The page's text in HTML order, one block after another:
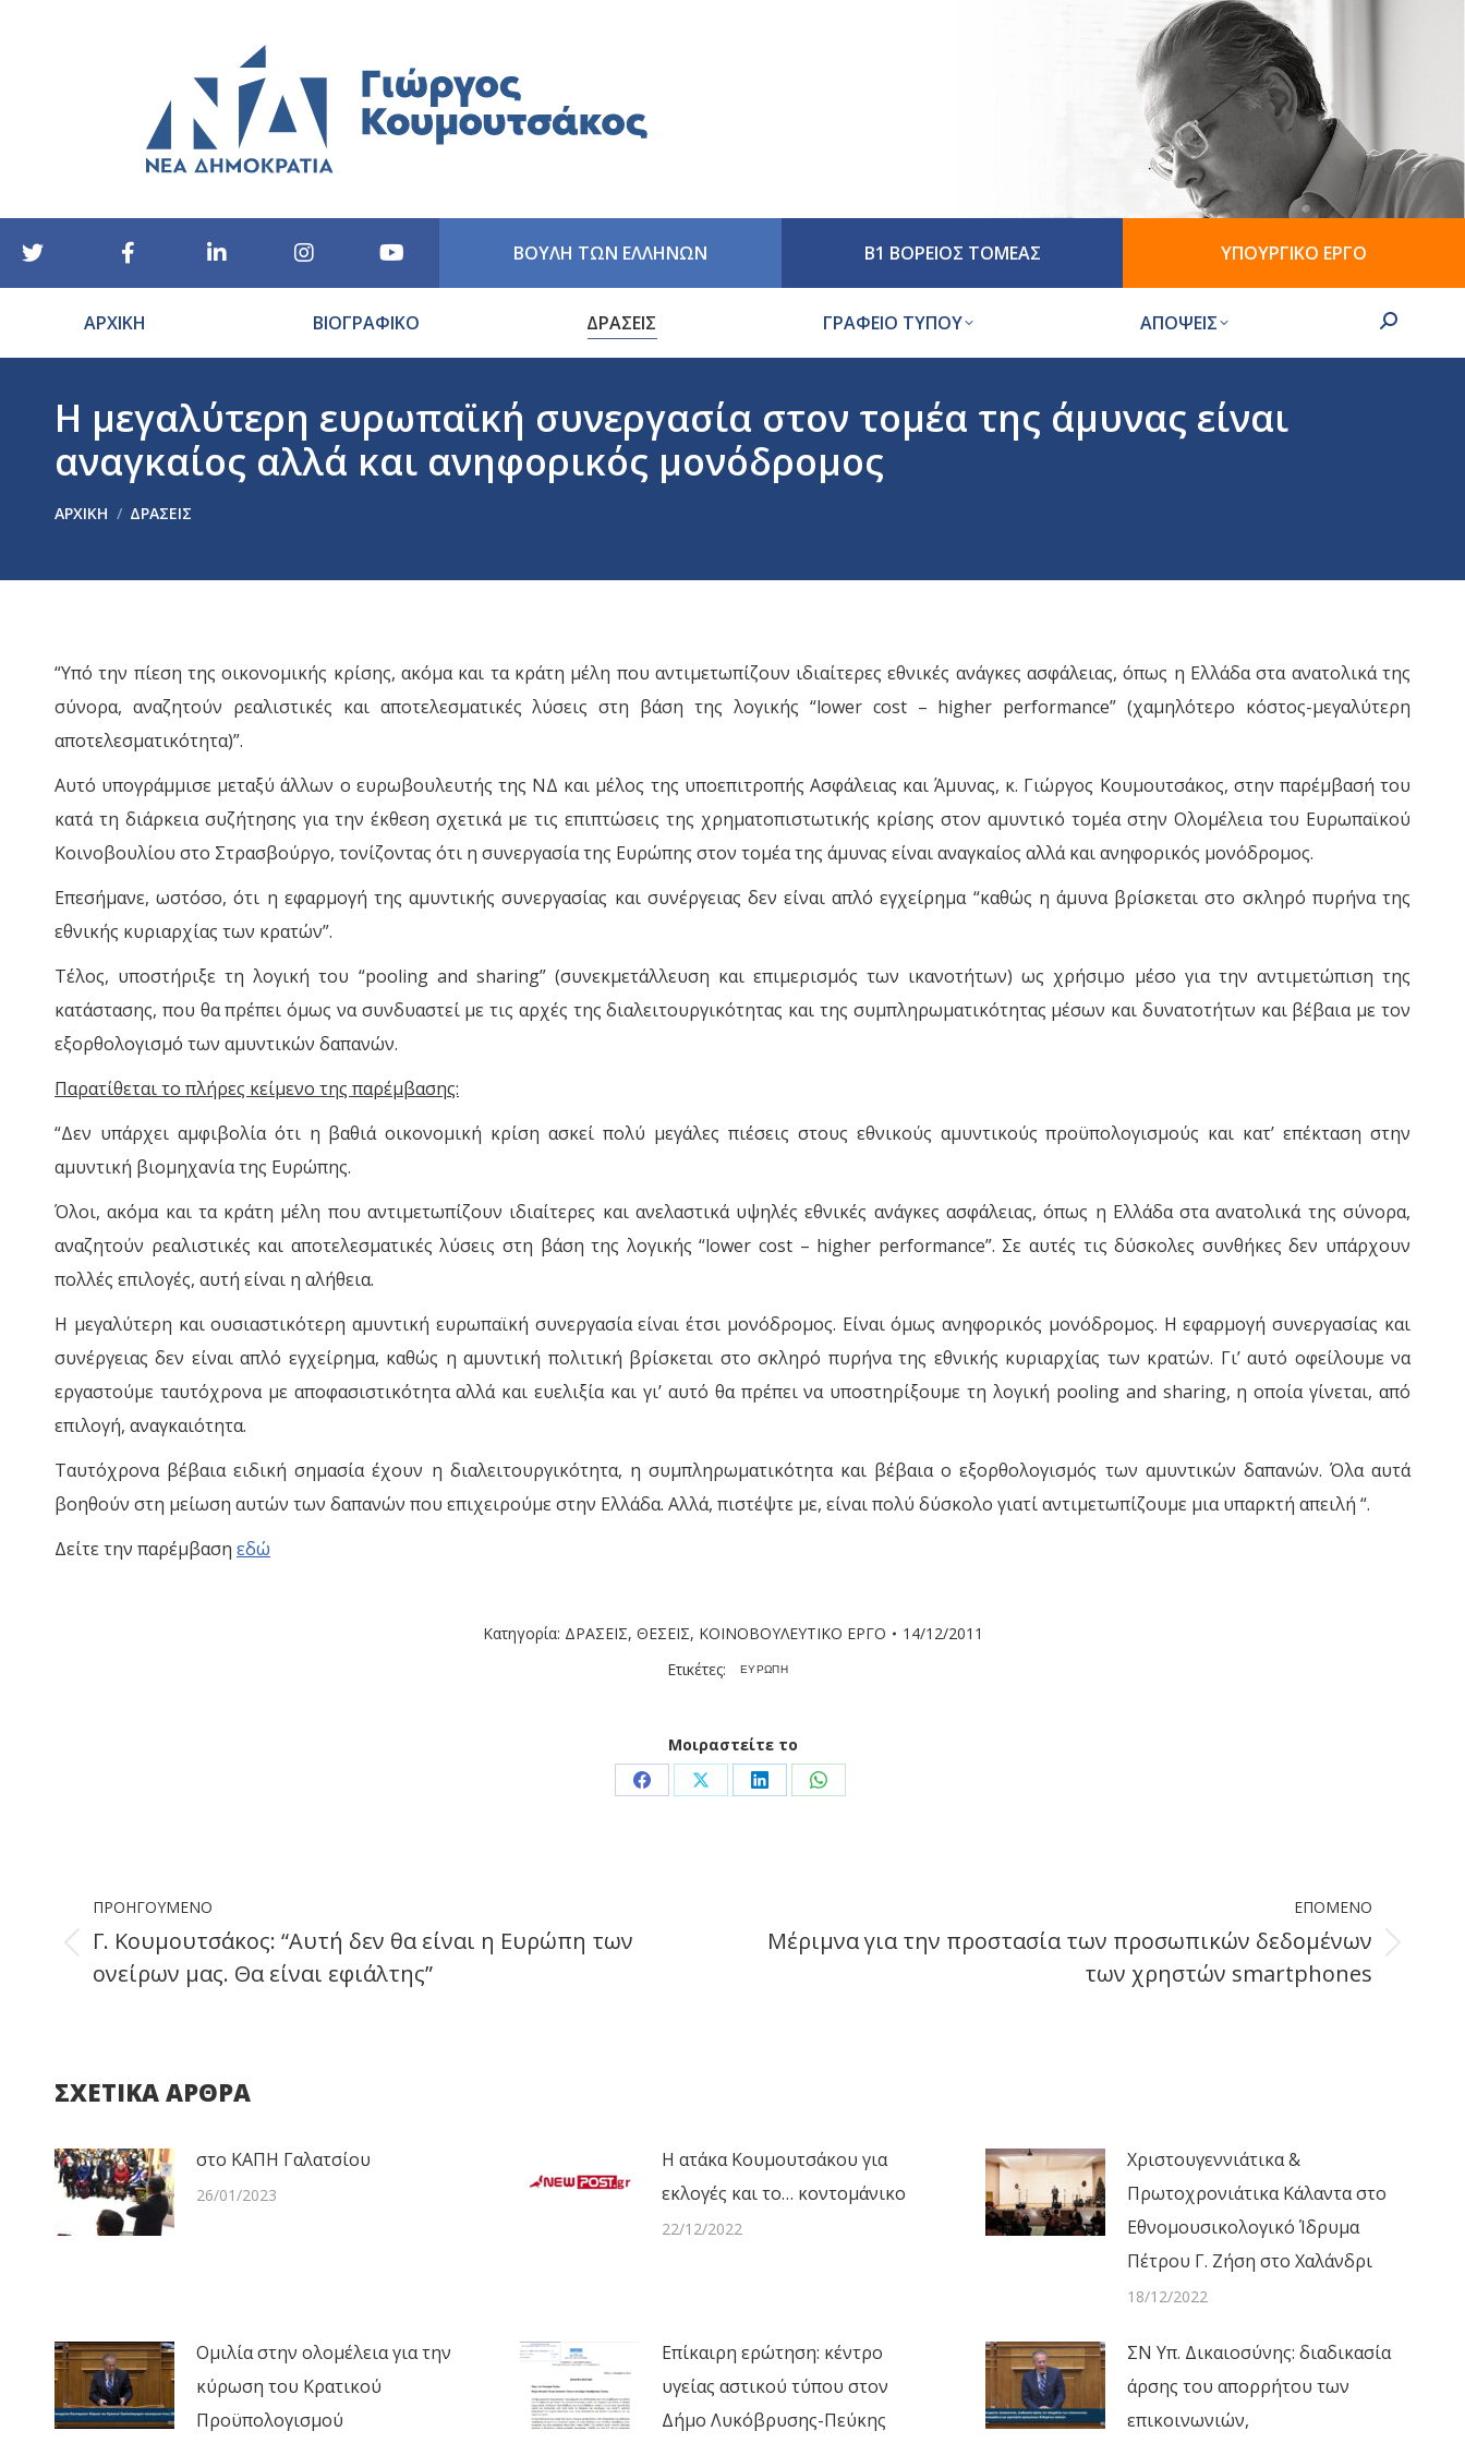
ΒΟΥΛΗ ΤΩΝ ΕΛΛΗΝΩΝ Β1 ΒΟΡΕΙΟΣ ΤΟΜΕΑΣ ΥΠΟΥΡΓΙΚΟ ΕΡΓΟ
ΑΡΧΙΚΗ ΒΙΟΓΡΑΦΙΚΟ ΔΡΑΣΕΙΣ ΓΡΑΦΕΙΟ ΤΥΠΟΥ ΑΠΟΨΕΙΣ Search:
Η μεγαλύτερη ευρωπαϊκή συνεργασία στον τομέα της άμυνας είναι
αναγκαίος αλλά και ανηφορικός μονόδρομος
ΑΡΧΙΚΉ ΔΡΑΣΕΙΣ
“Υπό την πίεση της οικονομικής κρίσης, ακόμα και τα κράτη μέλη που αντιμετωπίζουν ιδιαίτερες εθνικές ανάγκες ασφάλειας, όπως η Ελλάδα στα ανατολικά της
σύνορα, αναζητούν ρεαλιστικές και αποτελεσματικές λύσεις στη βάση της λογικής “lower cost – higher performance” (χαμηλότερο κόστος-μεγαλύτερη
αποτελεσματικότητα)”.
Αυτό υπογράμμισε μεταξύ άλλων ο ευρωβουλευτής της ΝΔ και μέλος της υποεπιτροπής Ασφάλειας και Άμυνας, κ. Γιώργος Κουμουτσάκος, στην παρέμβασή του
κατά τη διάρκεια συζήτησης για την έκθεση σχετικά με τις επιπτώσεις της χρηματοπιστωτικής κρίσης στον αμυντικό τομέα στην Ολομέλεια του Ευρωπαϊκού
Κοινοβουλίου στο Στρασβούργο, τονίζοντας ότι η συνεργασία της Ευρώπης στον τομέα της άμυνας είναι αναγκαίος αλλά και ανηφορικός μονόδρομος.
Επεσήμανε, ωστόσο, ότι η εφαρμογή της αμυντικής συνεργασίας και συνέργειας δεν είναι απλό εγχείρημα “καθώς η άμυνα βρίσκεται στο σκληρό πυρήνα της
εθνικής κυριαρχίας των κρατών”.
Τέλος, υποστήριξε τη λογική του “pooling and sharing” (συνεκμετάλλευση και επιμερισμός των ικανοτήτων) ως χρήσιμο μέσο για την αντιμετώπιση της
κατάστασης, που θα πρέπει όμως να συνδυαστεί με τις αρχές της διαλειτουργικότητας και της συμπληρωματικότητας μέσων και δυνατοτήτων και βέβαια με τον
εξορθολογισμό των αμυντικών δαπανών.
Παρατίθεται το πλήρες κείμενο της παρέμβασης:
“Δεν υπάρχει αμφιβολία ότι η βαθιά οικονομική κρίση ασκεί πολύ μεγάλες πιέσεις στους εθνικούς αμυντικούς προϋπολογισμούς και κατ’ επέκταση στην
αμυντική βιομηχανία της Ευρώπης.
Όλοι, ακόμα και τα κράτη μέλη που αντιμετωπίζουν ιδιαίτερες και ανελαστικά υψηλές εθνικές ανάγκες ασφάλειας, όπως η Ελλάδα στα ανατολικά της σύνορα,
αναζητούν ρεαλιστικές και αποτελεσματικές λύσεις στη βάση της λογικής “lower cost – higher performance”. Σε αυτές τις δύσκολες συνθήκες δεν υπάρχουν
πολλές επιλογές, αυτή είναι η αλήθεια.
Η μεγαλύτερη και ουσιαστικότερη αμυντική ευρωπαϊκή συνεργασία είναι έτσι μονόδρομος. Είναι όμως ανηφορικός μονόδρομος. Η εφαρμογή συνεργασίας και
συνέργειας δεν είναι απλό εγχείρημα, καθώς η αμυντική πολιτική βρίσκεται στο σκληρό πυρήνα της εθνικής κυριαρχίας των κρατών. Γι’ αυτό οφείλουμε να
εργαστούμε ταυτόχρονα με αποφασιστικότητα αλλά και ευελιξία και γι’ αυτό θα πρέπει να υποστηρίξουμε τη λογική pooling and sharing, η οποία γίνεται, από
επιλογή, αναγκαιότητα.
Ταυτόχρονα βέβαια ειδική σημασία έχουν η διαλειτουργικότητα, η συμπληρωματικότητα και βέβαια ο εξορθολογισμός των αμυντικών δαπανών. Όλα αυτά
βοηθούν στη μείωση αυτών των δαπανών που επιχειρούμε στην Ελλάδα. Αλλά, πιστέψτε με, είναι πολύ δύσκολο γιατί αντιμετωπίζουμε μια υπαρκτή απειλή “.
Δείτε την παρέμβαση εδώ
Κατηγορία: ΔΡΑΣΕΙΣ, ΘΕΣΕΙΣ, ΚΟΙΝΟΒΟΥΛΕΥΤΙΚΟ ΕΡΓΟ
14/12/2011
Ετικέτες:
ΕΥΡΩΠΗ
Μοιραστείτε το
Share Share Share Share
navigation
ΠΡΟΗΓΟΎΜΕΝΟ
Previous
Γ. Κουμουτσάκος: “Αυτή δεν θα είναι η Ευρώπη των
ονείρων μας. Θα είναι εφιάλτης”
ΕΠΌΜΕΝΟ
Next
Μέριμνα για την προστασία των προσωπικών δεδομένων
των χρηστών smartphones
ΣΧΕΤΙΚΑ ΑΡΘΡΑ
στο ΚΑΠΗ Γαλατσίου
26/01/2023
Η ατάκα Κουμουτσάκου για
εκλογές και το… κοντομάνικο
22/12/2022
Χριστουγεννιάτικα &
Πρωτοχρονιάτικα Κάλαντα στο
Εθνομουσικολογικό Ίδρυμα
Πέτρου Γ. Ζήση στο Χαλάνδρι
18/12/2022
Ομιλία στην ολομέλεια για την
κύρωση του Κρατικού
Προϋπολογισμού
Επίκαιρη ερώτηση: κέντρο
υγείας αστικού τύπου στον
Δήμο Λυκόβρυσης-Πεύκης
ΣΝ Υπ. Δικαιοσύνης: διαδικασία
άρσης του απορρήτου των
επικοινωνιών,